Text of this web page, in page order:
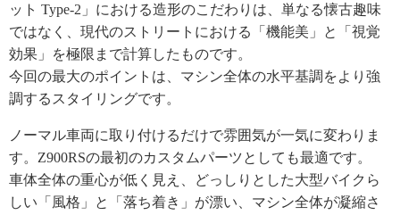
ット Type-2」における造形のこだわりは、単なる懐古趣味
ではなく、現代のストリートにおける「機能美」と「視覚
効果」を極限まで計算したものです。
今回の最大のポイントは、マシン全体の水平基調をより強
調するスタイリングです。
ノーマル車両に取り付けるだけで雰囲気が一気に変わりま
す。Z900RSの最初のカスタムパーツとしても最適です。
車体全体の重心が低く見え、どっしりとした大型バイクら
しい「風格」と「落ち着き」が漂い、マシン全体が凝縮さ